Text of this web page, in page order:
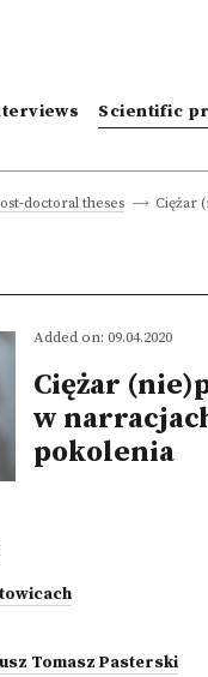
Scientific
doctoral theses Ciężar
Added on: 09.04.2020
Ciężar
w
pokolenia
Tomasz Pasterski